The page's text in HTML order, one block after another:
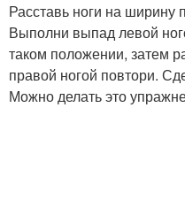
Расставь ноги на ширину
Выполни выпад левой
таком положении, затем
правой ногой повтори.
Можно делать это